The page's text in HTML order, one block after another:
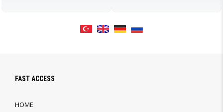
FAST ACCESS
HOME